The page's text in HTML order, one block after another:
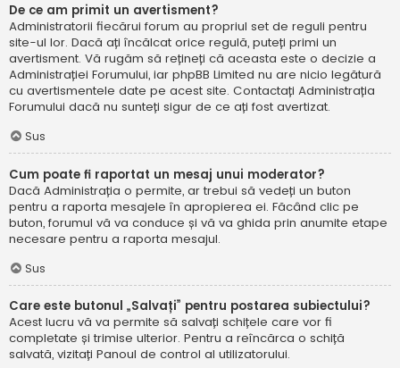
De ce am primit un avertisment?
Administratorii fiecărui forum au propriul set de reguli pentru
site-ul lor. Dacă ați încălcat orice regulă, puteți primi un
avertisment. Vă rugăm să rețineți că aceasta este o decizie a
Administrației Forumului, iar phpBB Limited nu are nicio legătură
cu avertismentele date pe acest site. Contactați Administrația
Forumului dacă nu sunteți sigur de ce ați fost avertizat.
Sus
Cum poate fi raportat un mesaj unui moderator?
Dacă Administrația o permite, ar trebui să vedeți un buton
pentru a raporta mesajele în apropierea ei. Făcând clic pe
buton, forumul vă va conduce și vă va ghida prin anumite etape
necesare pentru a raporta mesajul.
Sus
Care este butonul „Salvați” pentru postarea subiectului?
Acest lucru vă va permite să salvați schițele care vor fi
completate și trimise ulterior. Pentru a reîncărca o schiță
salvată, vizitați Panoul de control al utilizatorului.